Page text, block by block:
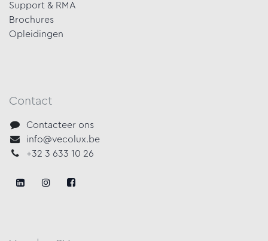
Support & RMA
Brochures
Opleidingen
Contact
Contacteer ons
info@vecolux.be
+32 3 633 10 26